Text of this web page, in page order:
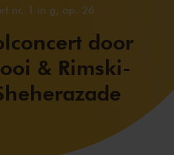
nr. 1 in g, op. 26
door
& Rimski-